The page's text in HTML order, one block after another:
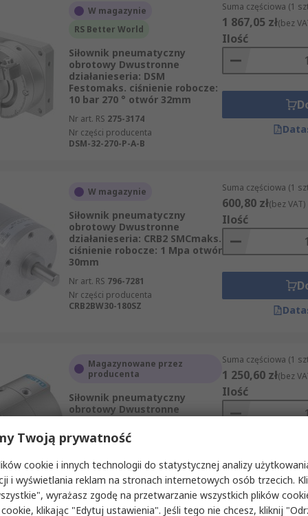
dobrać siłownik o kącie obrotu 90°, 180°, 270° lub
do konkretnej aplikacji i wymaganego zakresu
obrotowych dopasowanych do różnych
takich jak Festo czy SMC. Zapewnia to dostęp
znajdzie odpowiedni siłownik dla siebie.
pneumatyczny zapewniający precyzyjny ruch obrotowy w
W magazynie
RS Better World
Siłownik pneumatyczny
obrotowy Dwustronne
działanieseria: DSM
Festomaks. ciśnienie robocze:
10 bar 270 ° otwór 32mm
Nr art. RS 275-3174
Nr części producenta
DSM-32-270-P-A-B
Suma częściowa (1
1 867,05 zł(bez
Ilość
W magazynie
Siłownik pneumatyczny
obrotowy Dwustronne
działanieseria: CRB2 SMCmaks.
ciśnienie robocze: 1 Mpa otwór
30mm
Nr art. RS 796-7281
Nr części producenta
CRB2BW30-180SZ
Suma częściowa (1
600,80 zł(bez VAT)
Ilość
Magazynowane przez
producenta
Siłownik pneumatyczny
obrotowy Dwustronne
działanieseria: DRVS
Festomaks. ciśnienie robocze:
8 bar 270 ° otwór 40mm
Nr art. RS202-2696
Nr części producenta DRVS-40-270-P
Suma częściowa (1
1 250,60 zł(bez
Ilość
Twoją prywatność
cookie i innych technologii do statystycznej analizy
i wyświetlania reklam na stronach internetowych osób trzecich.
wyrażasz zgodę na przetwarzanie wszystkich plików
klikając "Edytuj ustawienia". Jeśli tego nie chcesz, kliknij